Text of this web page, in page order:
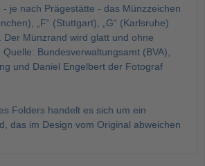
- je nach Prägestätte - das Münzzeichen
„F“ (Stuttgart), „G“ (Karlsruhe)
Der Münzrand wird glatt und ohne
Bundesverwaltungsamt (BVA),
und Daniel Engelbert der Fotograf
Folders handelt es sich um ein
das im Design vom Original abweichen